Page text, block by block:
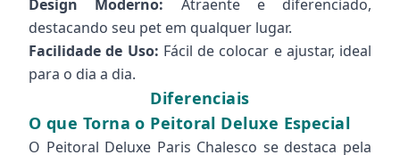
Design Moderno: Atraente e diferenciado,
destacando seu pet em qualquer lugar.
Facilidade de Uso: Fácil de colocar e ajustar, ideal
para o dia a dia.
Diferenciais
O que Torna o Peitoral Deluxe Especial
O Peitoral Deluxe Paris Chalesco se destaca pela